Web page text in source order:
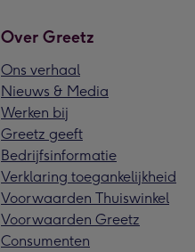
Over Greetz
Ons verhaal
Nieuws & Media
Werken bij
Greetz geeft
Bedrijfsinformatie
Verklaring toegankelijkheid
Voorwaarden Thuiswinkel
Voorwaarden Greetz
Consumenten